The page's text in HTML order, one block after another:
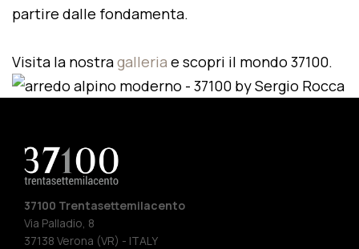
partire dalle fondamenta.
Visita la nostragalleria e scopri il mondo 37100.
37100 Trentasettemilacento
Via Palladio, 8
37138 Verona (VR) - ITALY